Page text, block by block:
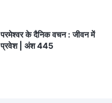
परमेश्वर के दैनिक वचन : जीवन में
प्रवेश | अंश 445